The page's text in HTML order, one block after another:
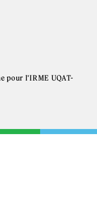
pour l'IRME UQAT-